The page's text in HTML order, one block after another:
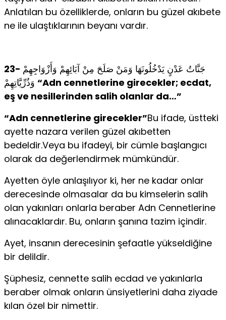
Anlatılan bu özelliklerde, onların bu güzel akıbete
ne ile ulaştıklarının beyanı vardır.
23- جَنَّاتُ عَدْنٍ يَدْخُلُونَهَا وَمَنْ صَلَحَ مِنْ آبَائِهِمْ وَأَزْوَاجِهِمْ
“Adn cennetlerine girecekler; ecdat,
eş ve nesillerinden salih olanlar da…”
“Adn cennetlerine girecekler”Bu ifade, üstteki
ayette nazara verilen güzel akıbetten
bedeldir.Veya bu ifadeyi, bir cümle başlangıcı
olarak da değerlendirmek mümkündür.
Ayetten öyle anlaşılıyor ki, her ne kadar onlar
derecesinde olmasalar da bu kimselerin salih
olan yakınları onlarla beraber Adn Cennetlerine
alınacaklardır. Bu, onların şanına tazim içindir.
Ayet, insanın derecesinin şefaatle yükseldiğine
bir delildir.
Şüphesiz, cennette salih ecdad ve yakınlarla
beraber olmak onların ünsiyetlerini daha ziyade
kılan özel bir nimettir.